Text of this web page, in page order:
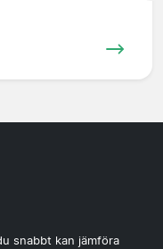
snabbt kan jämföra